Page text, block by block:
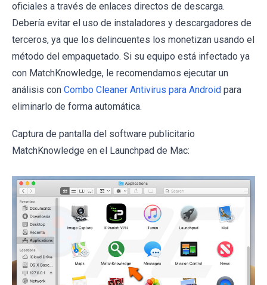
oficiales a través de enlaces directos de descarga.
Debería evitar el uso de instaladores y descargadores de
terceros, ya que los delincuentes los monetizan usando el
método del empaquetado. Si su equipo está infectado ya
con MatchKnowledge, le recomendamos ejecutar un
análisis con Combo Cleaner Antivirus para Android para
eliminarlo de forma automática.
Captura de pantalla del software publicitario
MatchKnowledge en el Launchpad de Mac: